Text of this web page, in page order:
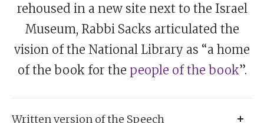
rehoused in a new site next to the Israel
Museum, Rabbi Sacks articulated the
vision of the National Library as “a home
of the book for the people of the book”.
Written version of the Speech